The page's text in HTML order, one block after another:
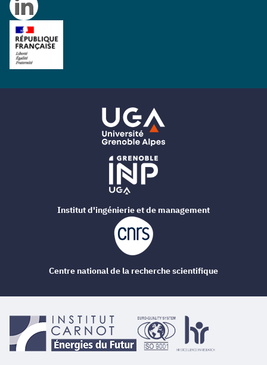
Institut d'ingénierie et de management
Centre national de la recherche scientifique